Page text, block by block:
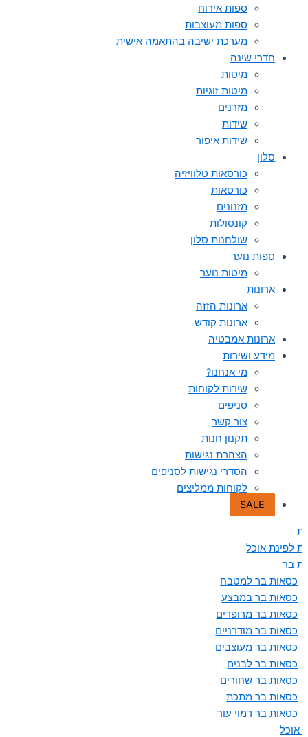
ספות אירוח
ספות מעוצבות
מערכת ישיבה בהתאמה אישית
חדרי שינה
מיטות
מיטות זוגיות
מזרנים
שידות
שידות איפור
סלון
כורסאות טלוויזיה
כורסאות
מזנונים
קונסולות
שולחנות סלון
ספות נוער
מיטות נוער
ארונות
ארונות הזזה
ארונות קודש
ארונות אמבטיה
מידע ושירות
מי אנחנו?
שירות לקוחות
סניפים
צור קשר
תקנון חנות
הצהרת נגישות
הסדרי נגישות לסניפים
לקוחות ממליצים
SALE
לפינת אוכל
בר
כסאות בר למטבח
כסאות בר במבצע
כסאות בר מרופדים
כסאות בר מודרניים
כסאות בר מעוצבים
כסאות בר לבנים
כסאות בר שחורים
כסאות בר מתכת
כסאות בר דמוי עור
אוכל